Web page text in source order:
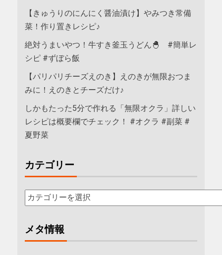
【きゅうりのにんにく醤油漬け】やみつき常備
菜！作り置きレシピ♪
絶対うまいやつ！牛すき釜玉うどん🐣 #簡単レ
シピ #ずぼら飯
【パリパリチーズえのき】えのきが無限おつま
みに！えのきとチーズだけ♪
しかもたった5分で作れる「無限オクラ」詳しい
レシピは概要欄でチェック！ #オクラ #副菜 #
夏野菜
カテゴリー
メタ情報